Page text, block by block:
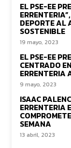
EL PSE-EE
DEPORTE AL
SOSTENIBLE
19 mayo, 2023
EL PSE-EE
CENTRADO
ERRENTERIA
9 mayo, 2023
ISAAC
ERRENTERIA
SEMANA
13 abril, 2023